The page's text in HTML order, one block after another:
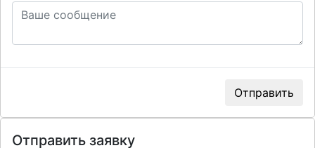
Отправить
Отправить заявку